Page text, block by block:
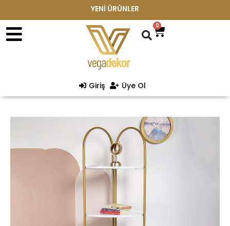
YENİ ÜRÜNLER
0
Giriş Üye Ol